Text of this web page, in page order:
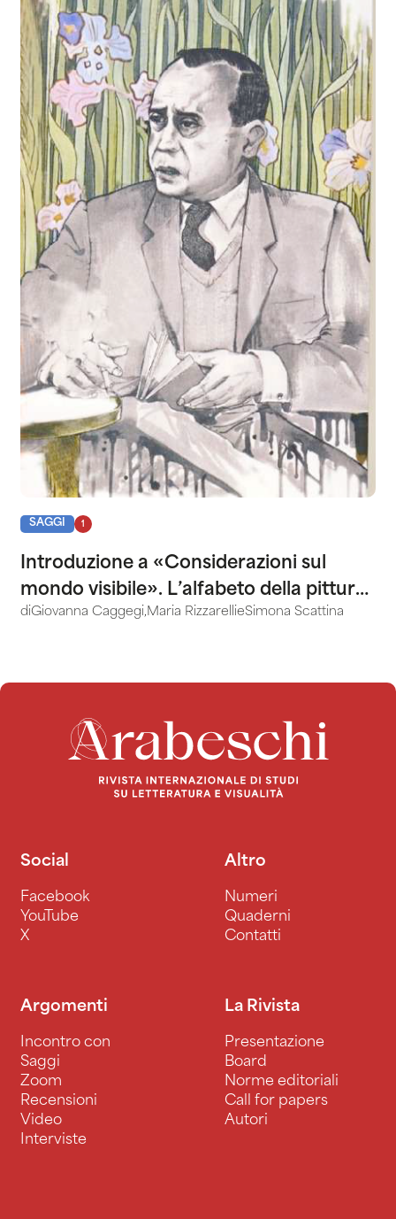
SAGGI 1
Introduzione a «Considerazioni sul
mondo visibile». L’alfabeto della pittura
di Leonardo Sciascia
diGiovanna Caggegi,Maria RizzarellieSimona Scattina
Social
Facebook
YouTube
X
Altro
Numeri
Quaderni
Contatti
Argomenti
Incontro con
Saggi
Zoom
Recensioni
Video
Interviste
La Rivista
Presentazione
Board
Norme editoriali
Call for papers
Autori